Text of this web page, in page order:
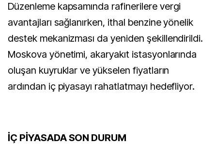
Düzenleme kapsamında rafinerilere vergi
avantajları sağlanırken, ithal benzine yönelik
destek mekanizması da yeniden şekillendirildi.
Moskova yönetimi, akaryakıt istasyonlarında
oluşan kuyruklar ve yükselen fiyatların
ardından iç piyasayı rahatlatmayı hedefliyor.
İÇ PİYASADA SON DURUM